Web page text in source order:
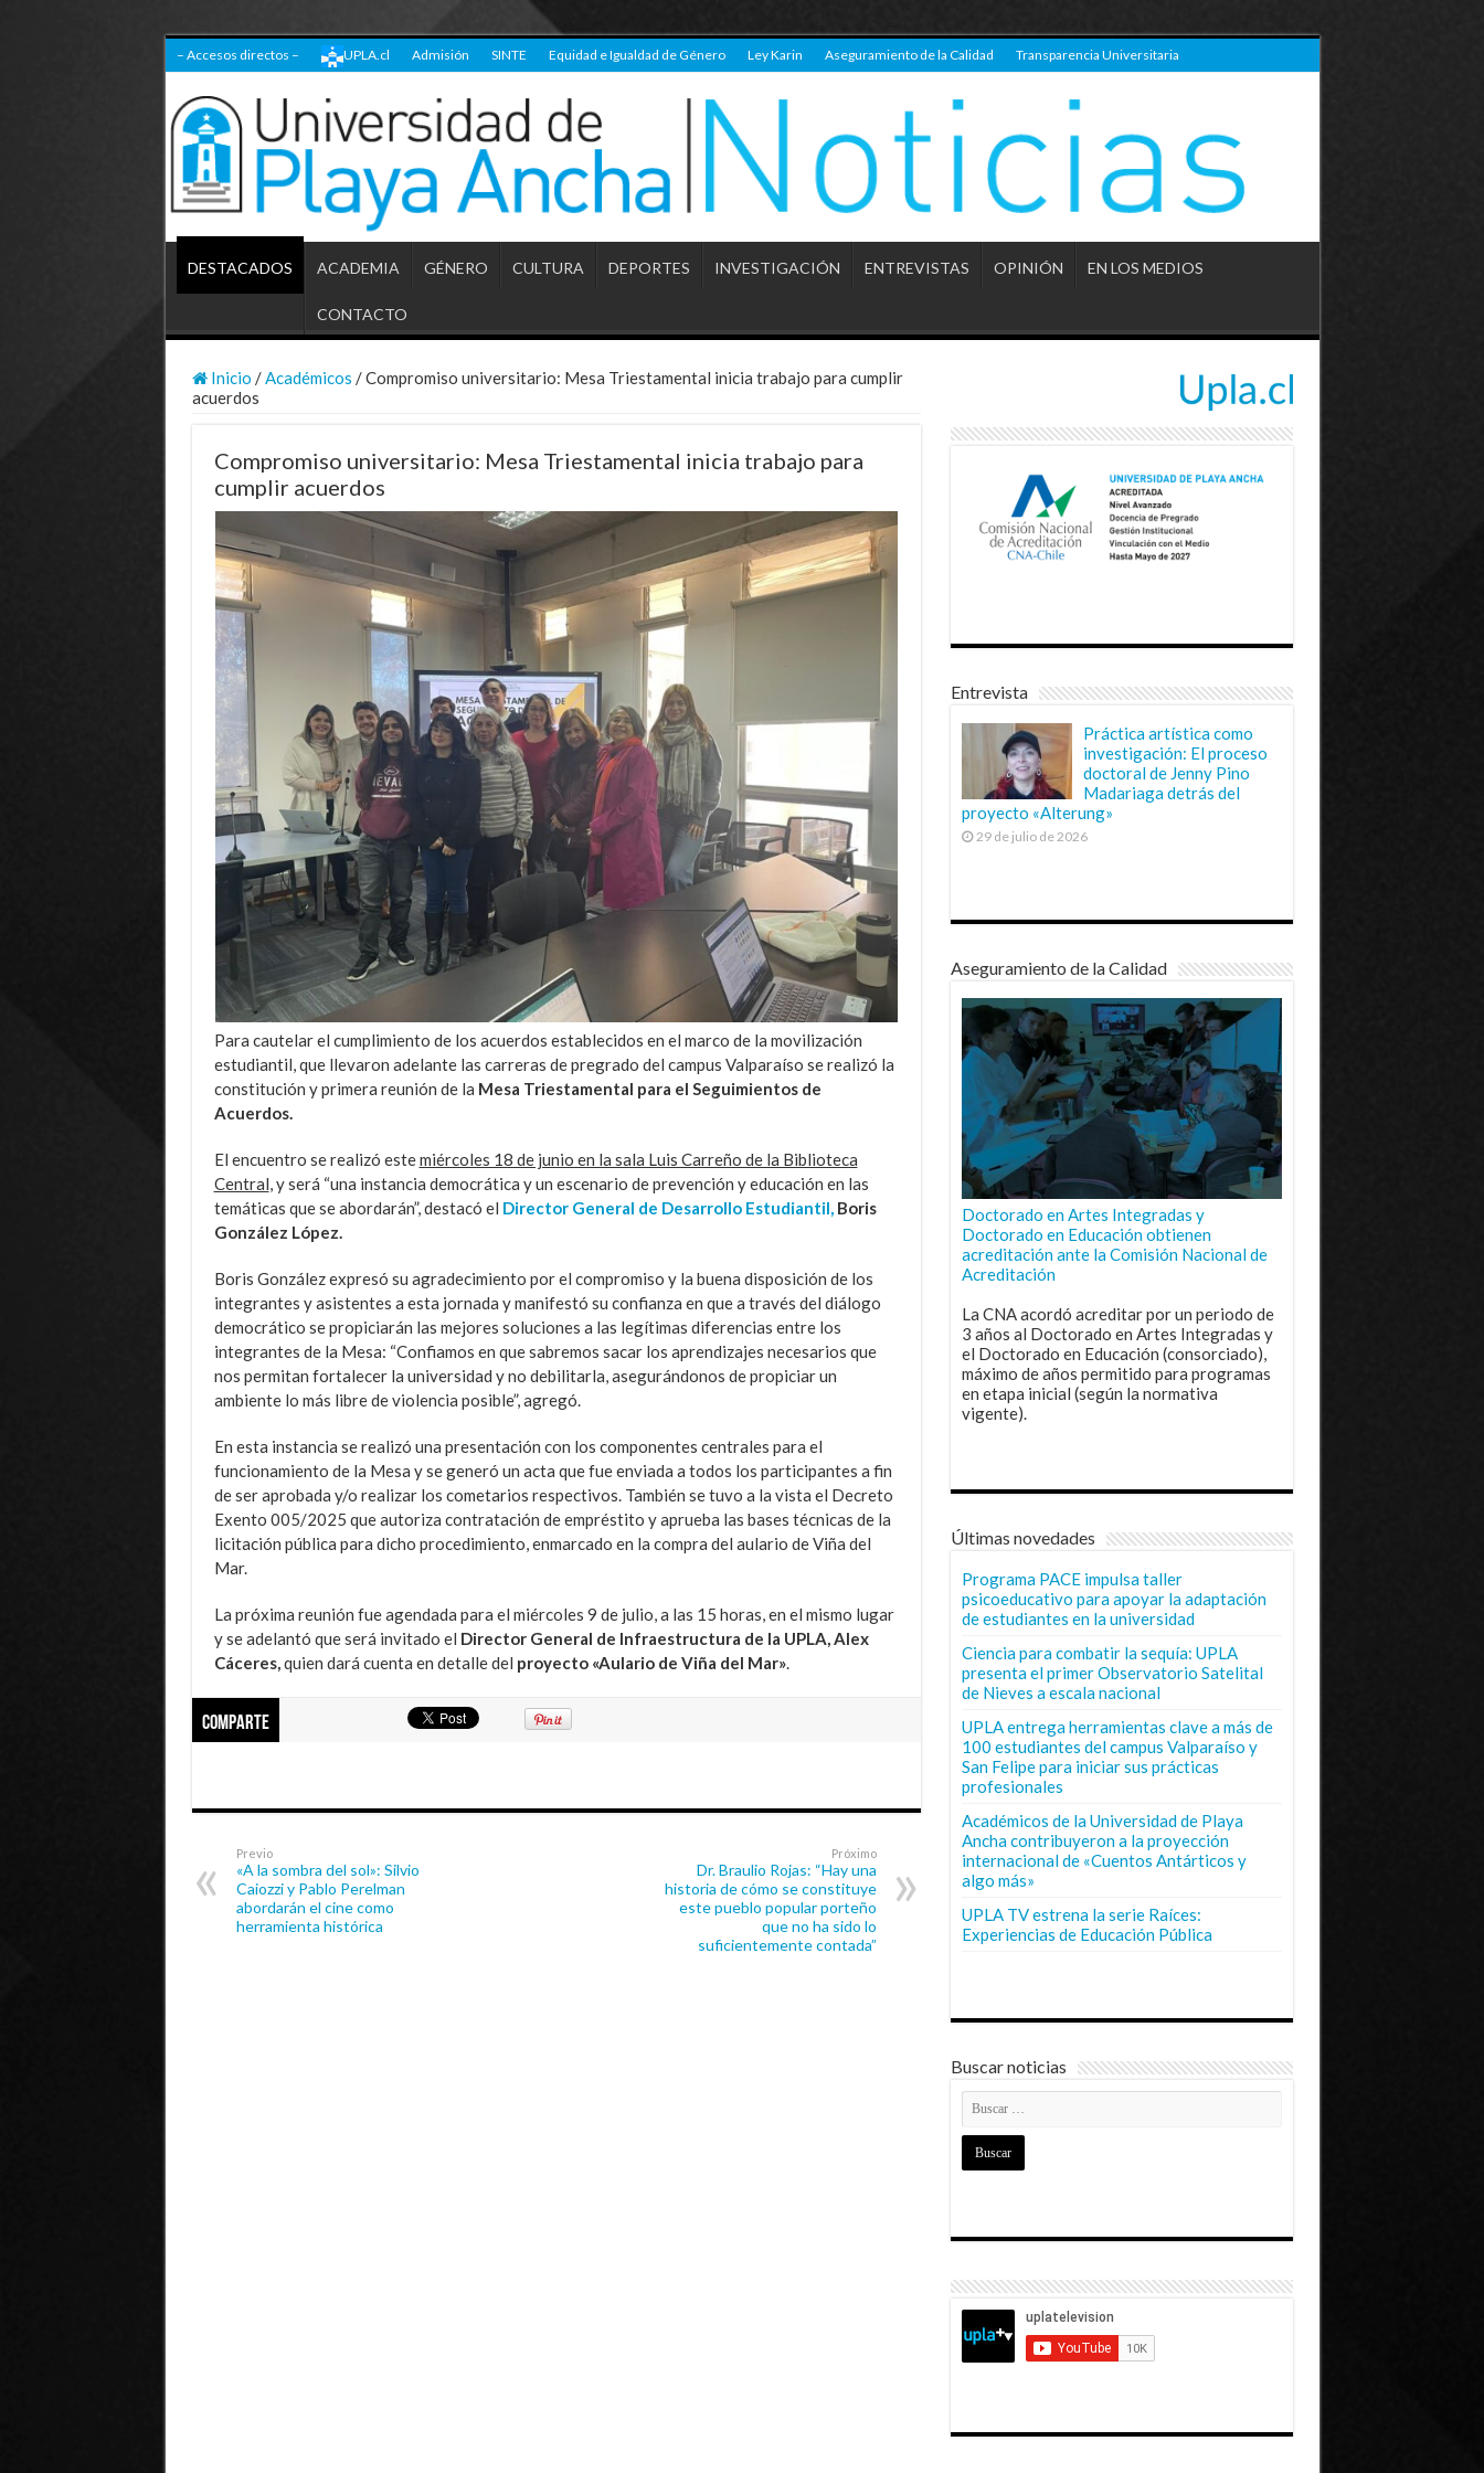
– Accesos directos – UPLA.cl Admisión SINTE Equidad e Igualdad de Género Ley Karin Aseguramiento de la Calidad Transparencia Universitaria
DESTACADOS ACADEMIA GÉNERO CULTURA DEPORTES INVESTIGACIÓN ENTREVISTAS OPINIÓN EN LOS MEDIOS
CONTACTO
Inicio / Académicos /Compromiso universitario: Mesa Triestamental inicia trabajo para cumplir
acuerdos
Compromiso universitario: Mesa Triestamental inicia trabajo para
cumplir acuerdos
Para cautelar el cumplimiento de los acuerdos establecidos en el marco de la movilización
estudiantil, que llevaron adelante las carreras de pregrado del campus Valparaíso se realizó la
constitución y primera reunión de la Mesa Triestamental para el Seguimientos de
Acuerdos.
El encuentro se realizó estemiércoles 18 de junio en la sala Luis Carreño de la Biblioteca
Central, y será “una instancia democrática y un escenario de prevención y educación en las
temáticas que se abordarán”, destacó el Director General de Desarrollo Estudiantil,Boris
González López.
Boris González expresó su agradecimiento por el compromiso y la buena disposición de los
integrantes y asistentes a esta jornada y manifestó su confianza en que a través del diálogo
democrático se propiciarán las mejores soluciones a las legítimas diferencias entre los
integrantes de la Mesa: “Confiamos en que sabremos sacar los aprendizajes necesarios que
nos permitan fortalecer la universidad y no debilitarla, asegurándonos de propiciar un
ambiente lo más libre de violencia posible”, agregó.
En esta instancia se realizó una presentación con los componentes centrales para el
funcionamiento de la Mesa y se generó un acta que fue enviada a todos los participantes a fin
de ser aprobada y/o realizar los cometarios respectivos. También se tuvo a la vista el Decreto
Exento 005/2025 que autoriza contratación de empréstito y aprueba las bases técnicas de la
licitación pública para dicho procedimiento, enmarcado en la compra del aulario de Viña del
Mar.
La próxima reunión fue agendada para el miércoles 9 de julio, a las 15 horas, en el mismo lugar
y se adelantó que será invitado el Director General de Infraestructura de la UPLA, Alex
Cáceres,quien dará cuenta en detalle del proyecto «Aulario de Viña del Mar».
Comparte
Previo
«A la sombra del sol»: Silvio
Caiozzi y Pablo Perelman
abordarán el cine como
herramienta histórica
Próximo
Dr. Braulio Rojas: “Hay una
historia de cómo se constituye
este pueblo popular porteño
que no ha sido lo
suficientemente contada”
Entrevista
Práctica artística como
investigación: El proceso
doctoral de Jenny Pino
Madariaga detrás del
proyecto «Alterung»
29 de julio de 2026
Aseguramiento de la Calidad
Doctorado en Artes Integradas y
Doctorado en Educación obtienen
acreditación ante la Comisión Nacional de
Acreditación
La CNA acordó acreditar por un periodo de
3 años al Doctorado en Artes Integradas y
el Doctorado en Educación (consorciado),
máximo de años permitido para programas
en etapa inicial (según la normativa
vigente).
Últimas novedades
Programa PACE impulsa taller
psicoeducativo para apoyar la adaptación
de estudiantes en la universidad
Ciencia para combatir la sequía: UPLA
presenta el primer Observatorio Satelital
de Nieves a escala nacional
UPLA entrega herramientas clave a más de
100 estudiantes del campus Valparaíso y
San Felipe para iniciar sus prácticas
profesionales
Académicos de la Universidad de Playa
Ancha contribuyeron a la proyección
internacional de «Cuentos Antárticos y
algo más»
UPLA TV estrena la serie Raíces:
Experiencias de Educación Pública
Buscar noticias